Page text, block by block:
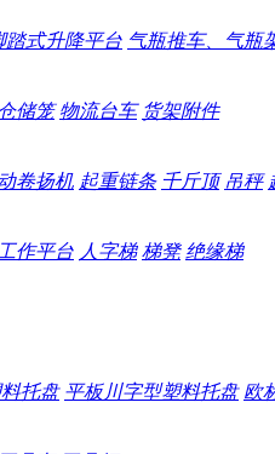
踏式升降平台 气瓶推车、气瓶
仓储笼 物流台车 货架附件
卷扬机 起重链条 千斤顶 吊秤
作平台 人字梯 梯凳 绝缘梯
托盘 平板川字型塑料托盘 欧